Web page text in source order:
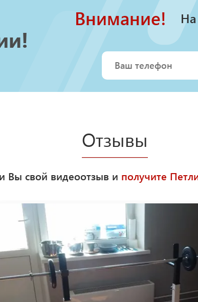
Внимание! На
Отзывы
Вы свой видеоотзыв и получите